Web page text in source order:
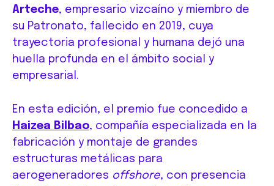
Arteche, empresario vizcaíno y miembro de
su Patronato, fallecido en 2019, cuya
trayectoria profesional y humana dejó una
huella profunda en el ámbito social y
empresarial.
En esta edición, el premio fue concedido a
Haizea Bilbao, compañía especializada en la
fabricación y montaje de grandes
estructuras metálicas para
aerogeneradores offshore, con presencia